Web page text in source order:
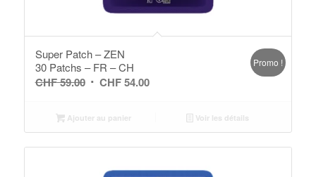
Super Patch – ZEN
30 Patchs – FR – CH
CHF59.00 Le
initial
était :
CHF 59.00.
CHF54.00Le
est :
CHF 54.00.
Promo !
Ajouter au panier Voir les détails